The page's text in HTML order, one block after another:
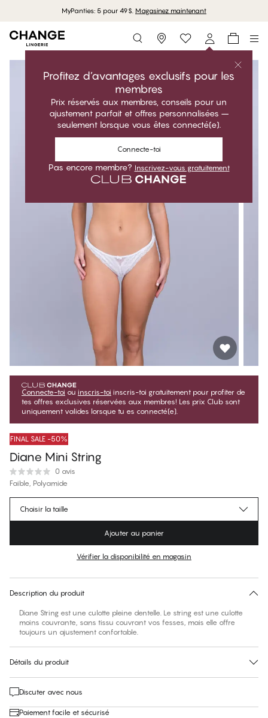
MyPanties: 5 pour 49$. Magasinez maintenant
Storefinder
Profitez d’avantages exclusifs pour les
membres
Prix réservés aux membres, conseils pour un
ajustement parfait et offres personnalisées –
seulement lorsque vous êtes connecté(e).
Connecte-toi
Pas encore membre? Inscrivez-vous gratuitement
Connecte-toi ou inscris-toi inscris-toi gratuitement pour profiter de
tes offres exclusives réservées aux membres! Les prix Club sont
uniquement valides lorsque tu es connecté(e).
FINAL SALE -50%
Diane Mini String
0 avis
Faible, Polyamide
$19.50Prix régulier
Pas de taille suggérée pour cet article
Choisir la taille
Ajouter au panier
Vérifier la disponibilité en magasin
Description du produit
Diane String est une culotte pleine dentelle. Le string est une culotte
moins couvrante, sans tissu couvrant vos fesses, mais elle offre
toujours un ajustement confortable.
Détails du produit
Discuter avec nous
Paiement facile et sécurisé